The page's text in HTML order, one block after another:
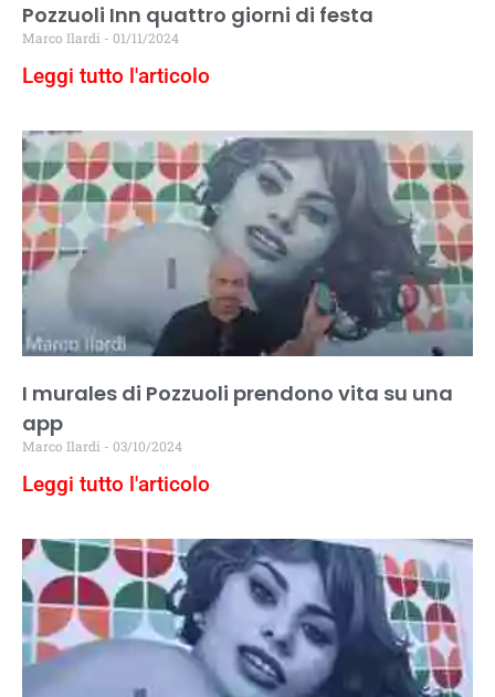
Pozzuoli Inn quattro giorni di festa
Marco Ilardi 01/11/2024
Leggi tutto l'articolo
I murales di Pozzuoli prendono vita su una
app
Marco Ilardi 03/10/2024
Leggi tutto l'articolo